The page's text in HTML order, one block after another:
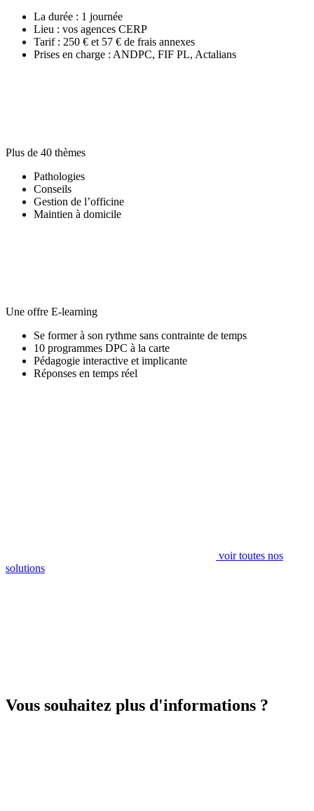
La durée : 1 journée
Lieu : vos agences CERP
Tarif : 250 € et 57 € de frais annexes
Prises en charge : ANDPC, FIF PL, Actalians
Plus de 40 thèmes
Pathologies
Conseils
Gestion de l’officine
Maintien à domicile
Une offre E-learning
Se former à son rythme sans contrainte de temps
10 programmes DPC à la carte
Pédagogie interactive et implicante
Réponses en temps réel
voir toutes nos
solutions
Vous souhaitez plus d'informations ?